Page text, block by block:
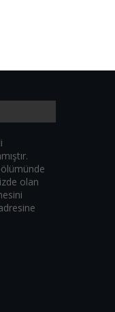
olan